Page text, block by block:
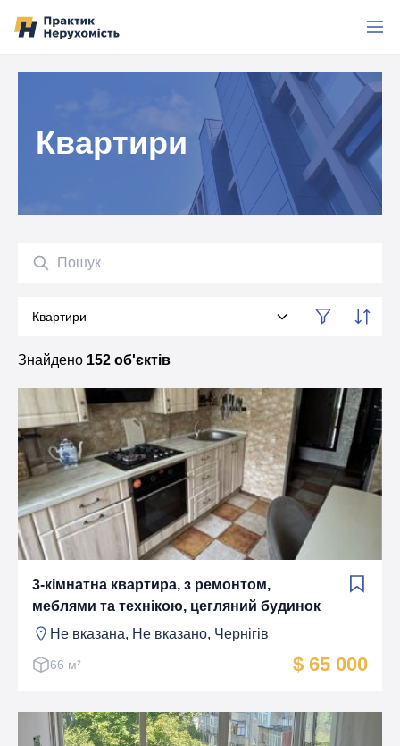
Квартири
Пошук
Категорія
Квартири
Знайдено 152 об'єктів
3-кімнатна квартира, з ремонтом,
меблями та технікою, цегляний будинок
Не вказана, Не вказано, Чернігів
66 м² $ 65 000